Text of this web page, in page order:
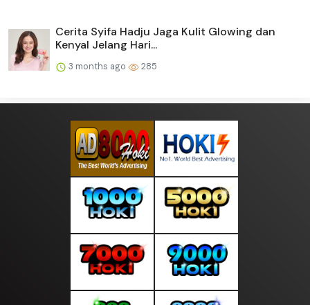
Cerita Syifa Hadju Jaga Kulit Glowing dan
Kenyal Jelang Hari...
3 months ago 285